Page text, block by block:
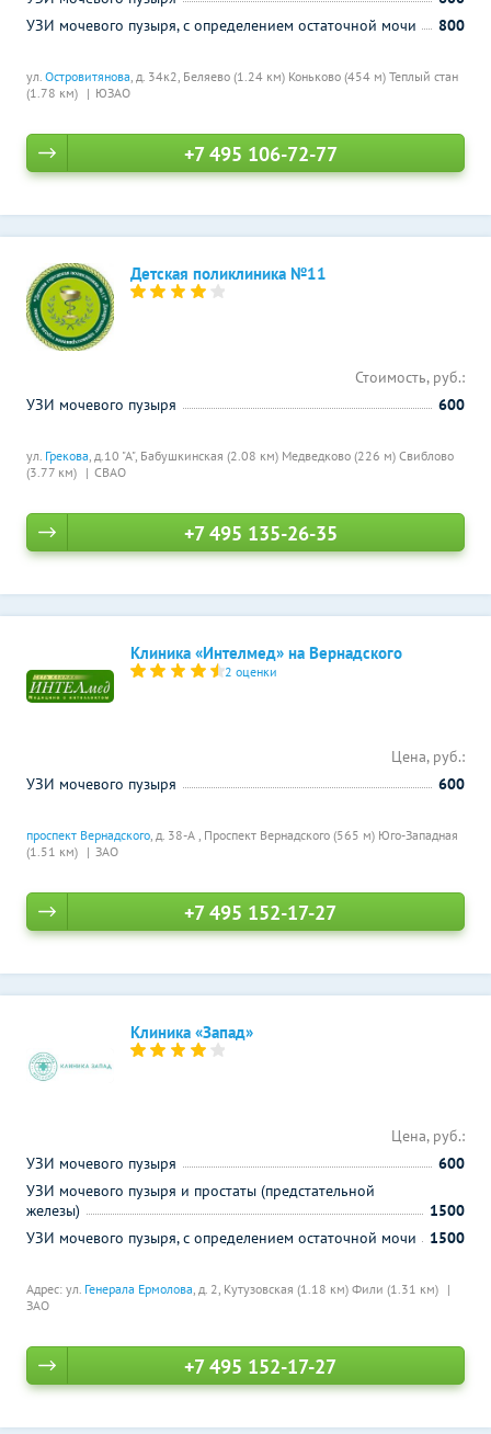
ул. Островитянова, д. 34к2, Беляево (1.24 км) Коньково (454 м) Теплый стан
(1.78 км)
ЮЗАО
УЗИ мочевого пузыря, с определением остаточной мочи
800
+7 495 106-72-77
Детская поликлиника №11
ул. Грекова, д.10 "А", Бабушкинская (2.08 км) Медведково (226 м) Свиблово
(3.77 км)
СВАО
Стоимость, руб.:
УЗИ мочевого пузыря
600
+7 495 135-26-35
Клиника «Интелмед» на Вернадского
2 оценки
проспект Вернадского, д. 38-А , Проспект Вернадского (565 м) Юго-Западная
(1.51 км)
ЗАО
Цена, руб.:
УЗИ мочевого пузыря
600
+7 495 152-17-27
Клиника «Запад»
Адрес: ул. Генерала Ермолова, д. 2, Кутузовская (1.18 км) Фили (1.31 км)
ЗАО
Цена, руб.:
УЗИ мочевого пузыря
600
УЗИ мочевого пузыря и простаты (предстательной
железы)
1500
УЗИ мочевого пузыря, с определением остаточной мочи
1500
+7 495 152-17-27